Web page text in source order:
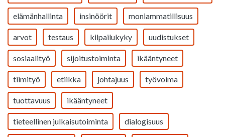
elämänhallinta insinöörit moniammatillisuus
arvot testaus kilpailukyky uudistukset
sosiaalityö sijoitustoiminta ikääntyneet
tiimityö etiikka johtajuus työvoima
tuottavuus ikääntyneet
tieteellinen julkaisutoiminta dialogisuus